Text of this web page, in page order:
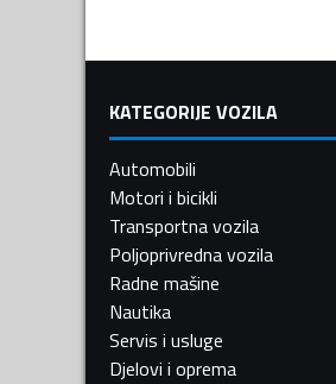
KATEGORIJE VOZILA
Automobili
Motori i bicikli
Transportna vozila
Poljoprivredna vozila
Radne mašine
Nautika
Servis i usluge
Djelovi i oprema